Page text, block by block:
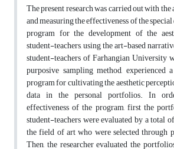
The present research was carried out with
and measuring the effectiveness of the
program for the development of the
student-teachers, using the art-based
student-teachers of Farhangian University
purposive sampling method, experienced
program for cultivating the aesthetic
data in the personal portfolios. In
effectiveness of the program, first the
student-teachers were evaluated by a total
the field of art who were selected through
Then, the researcher evaluated the